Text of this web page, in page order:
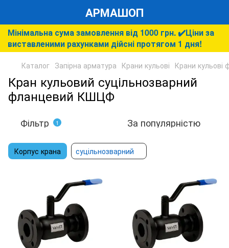
АРМАШОП
Мінімальна сума замовлення від 1000 грн. ✔️Ціни за
виставленими рахунками дійсні протягом 1 дня!
Каталог Запірна арматура Крани кульові Крани кульові
Кран кульовий суцільнозварний
фланцевий КШЦФ
Фільтр 1 За популярністю
Корпус крана суцільнозварний